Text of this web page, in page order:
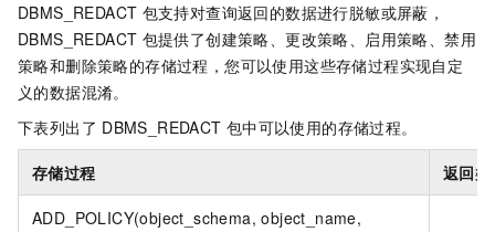
DBMS_REDACT 包支持对查询返回的数据进行脱敏或屏蔽，
DBMS_REDACT 包提供了创建策略、更改策略、启用策略、禁用
策略和删除策略的存储过程，您可以使用这些存储过程实现自定
义的数据混淆。
下表列出了 DBMS_REDACT 包中可以使用的存储过程。
存储过程 返回类
ADD_POLICY(object_schema, object_name,